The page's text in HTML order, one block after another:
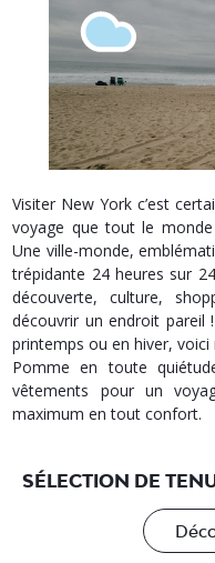
Visiter New York c’est
voyage que tout le
Une ville-monde,
trépidante 24 heures sur
découverte, culture,
découvrir un endroit pareil
printemps ou en hiver,
Pomme en toute
vêtements pour un
maximum en tout confort.
SÉLECTION DE